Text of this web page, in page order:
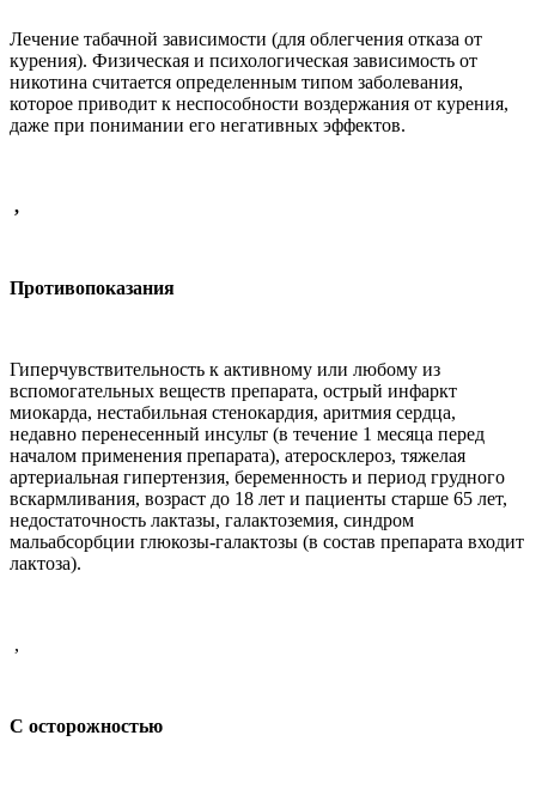
Лечение табачной зависимости (для облегчения отказа от
курения). Физическая и психологическая зависимость от
никотина считается определенным типом заболевания,
которое приводит к неспособности воздержания от курения,
даже при понимании его негативных эффектов.
,
Противопоказания
Гиперчувствительность к активному или любому из
вспомогательных веществ препарата, острый инфаркт
миокарда, нестабильная стенокардия, аритмия сердца,
недавно перенесенный инсульт (в течение 1 месяца перед
началом применения препарата), атеросклероз, тяжелая
артериальная гипертензия, беременность и период грудного
вскармливания, возраст до 18 лет и пациенты старше 65 лет,
недостаточность лактазы, галактоземия, синдром
мальабсорбции глюкозы-галактозы (в состав препарата входит
лактоза).
,
С осторожностью